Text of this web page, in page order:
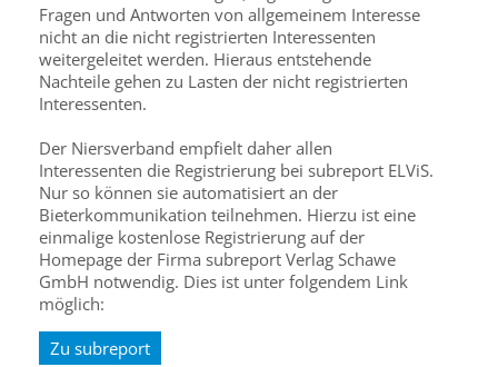
Fragen und Antworten von allgemeinem Interesse
nicht an die nicht registrierten Interessenten
weitergeleitet werden. Hieraus entstehende
Nachteile gehen zu Lasten der nicht registrierten
Interessenten.
Der Niersverband empfielt daher allen
Interessenten die Registrierung bei subreport ELViS.
Nur so können sie automatisiert an der
Bieterkommunikation teilnehmen. Hierzu ist eine
einmalige kostenlose Registrierung auf der
Homepage der Firma subreport Verlag Schawe
GmbH notwendig. Dies ist unter folgendem Link
möglich:
Zu subreport